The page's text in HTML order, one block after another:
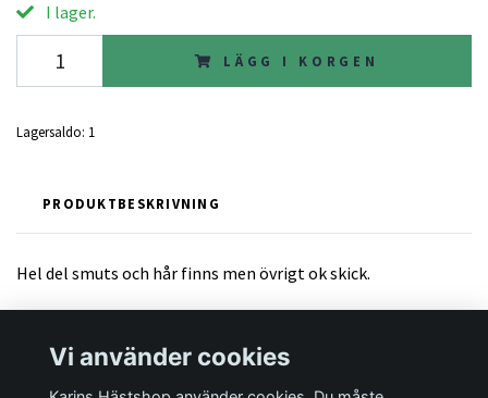
I lager.
LÄGG I KORGEN
Lagersaldo: 1
PRODUKTBESKRIVNING
Hel del smuts och hår finns men övrigt ok skick.
Vi använder cookies